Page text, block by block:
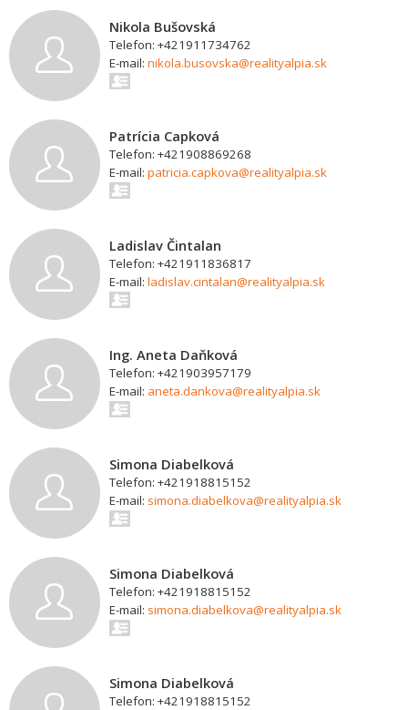
Nikola Bušovská
Telefon: +421911734762
E-mail: nikola.busovska@realityalpia.sk
Patrícia Capková
Telefon: +421908869268
E-mail: patricia.capkova@realityalpia.sk
Ladislav Čintalan
Telefon: +421911836817
E-mail: ladislav.cintalan@realityalpia.sk
Ing. Aneta Daňková
Telefon: +421903957179
E-mail: aneta.dankova@realityalpia.sk
Simona Diabelková
Telefon: +421918815152
E-mail: simona.diabelkova@realityalpia.sk
Simona Diabelková
Telefon: +421918815152
E-mail: simona.diabelkova@realityalpia.sk
Simona Diabelková
Telefon: +421918815152